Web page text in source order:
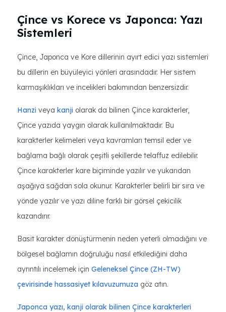
Çince vs Korece vs Japonca: Yazı
Sistemleri
Çince, Japonca ve Kore dillerinin ayırt edici yazı sistemleri
bu dillerin en büyüleyici yönleri arasındadır. Her sistem
karmaşıklıkları ve incelikleri bakımından benzersizdir.
Hanzi veya kanji olarak da bilinen Çince karakterler,
Çince yazıda yaygın olarak kullanılmaktadır. Bu
karakterler kelimeleri veya kavramları temsil eder ve
bağlama bağlı olarak çeşitli şekillerde telaffuz edilebilir.
Çince karakterler kare biçiminde yazılır ve yukarıdan
aşağıya sağdan sola okunur. Karakterler belirli bir sıra ve
yönde yazılır ve yazı diline farklı bir görsel çekicilik
kazandırır.
Basit karakter dönüştürmenin neden yeterli olmadığını ve
bölgesel bağlamın doğruluğu nasıl etkilediğini daha
ayrıntılı incelemek için Geleneksel Çince (ZH-TW)
çevirisinde hassasiyet kılavuzumuza göz atın.
Japonca yazı, kanji olarak bilinen Çince karakterleri